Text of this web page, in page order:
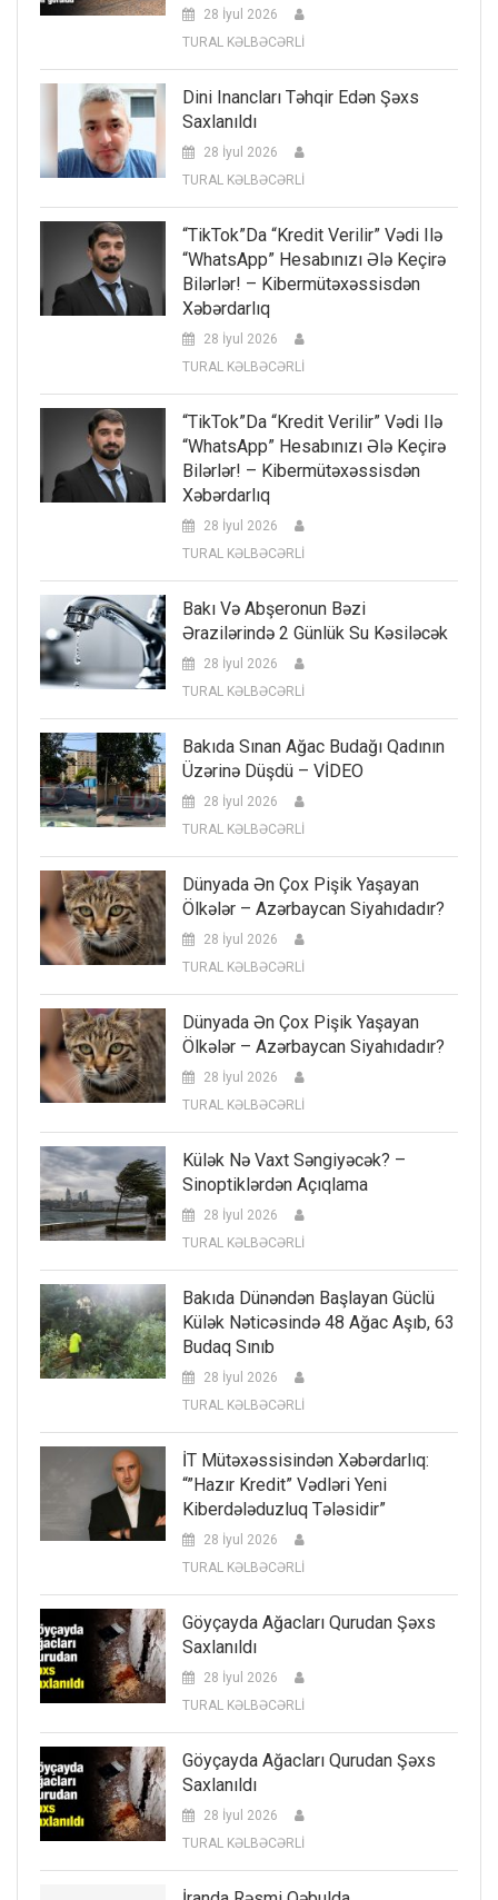
28 İyul 2026
TURAL KƏLBƏCƏRLİ
Dini Inancları Təhqir Edən Şəxs
Saxlanıldı
28 İyul 2026
TURAL KƏLBƏCƏRLİ
“TikTok”da “kredit Verilir” Vədi Ilə
“WhatsApp” Hesabınızı Ələ Keçirə
Bilərlər! – Kibermütəxəssisdən
Xəbərdarlıq
28 İyul 2026
TURAL KƏLBƏCƏRLİ
“TikTok”da “kredit Verilir” Vədi Ilə
“WhatsApp” Hesabınızı Ələ Keçirə
Bilərlər! – Kibermütəxəssisdən
Xəbərdarlıq
28 İyul 2026
TURAL KƏLBƏCƏRLİ
Bakı Və Abşeronun Bəzi
Ərazilərində 2 Günlük Su Kəsiləcək
28 İyul 2026
TURAL KƏLBƏCƏRLİ
Bakıda Sınan Ağac Budağı Qadının
Üzərinə Düşdü – VİDEO
28 İyul 2026
TURAL KƏLBƏCƏRLİ
Dünyada Ən Çox Pişik Yaşayan
Ölkələr – Azərbaycan Siyahıdadır?
28 İyul 2026
TURAL KƏLBƏCƏRLİ
Dünyada Ən Çox Pişik Yaşayan
Ölkələr – Azərbaycan Siyahıdadır?
28 İyul 2026
TURAL KƏLBƏCƏRLİ
Külək Nə Vaxt Səngiyəcək? –
Sinoptiklərdən Açıqlama
28 İyul 2026
TURAL KƏLBƏCƏRLİ
Bakıda Dünəndən Başlayan Güclü
Külək Nəticəsində 48 Ağac Aşıb, 63
Budaq Sınıb
28 İyul 2026
TURAL KƏLBƏCƏRLİ
İT Mütəxəssisindən Xəbərdarlıq:
“”Hazır Kredit” Vədləri Yeni
Kiberdələduzluq Tələsidir”
28 İyul 2026
TURAL KƏLBƏCƏRLİ
Göyçayda Ağacları Qurudan Şəxs
Saxlanıldı
28 İyul 2026
TURAL KƏLBƏCƏRLİ
Göyçayda Ağacları Qurudan Şəxs
Saxlanıldı
28 İyul 2026
TURAL KƏLBƏCƏRLİ